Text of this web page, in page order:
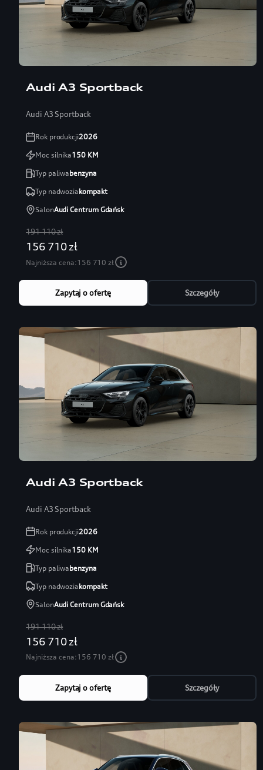
Audi A3 Sportback
Audi A3 Sportback
Rok produkcji2026
Moc silnika150KM
Typ paliwabenzyna
Typ nadwoziakompakt
SalonAudi Centrum Gdańsk
191 110 zł
156 710 zł
Najniższa cena:156 710 zł
Zapytaj o ofertę Szczegóły
Audi A3 Sportback
Audi A3 Sportback
Rok produkcji2026
Moc silnika150KM
Typ paliwabenzyna
Typ nadwoziakompakt
SalonAudi Centrum Gdańsk
191 110 zł
156 710 zł
Najniższa cena:156 710 zł
Zapytaj o ofertę Szczegóły